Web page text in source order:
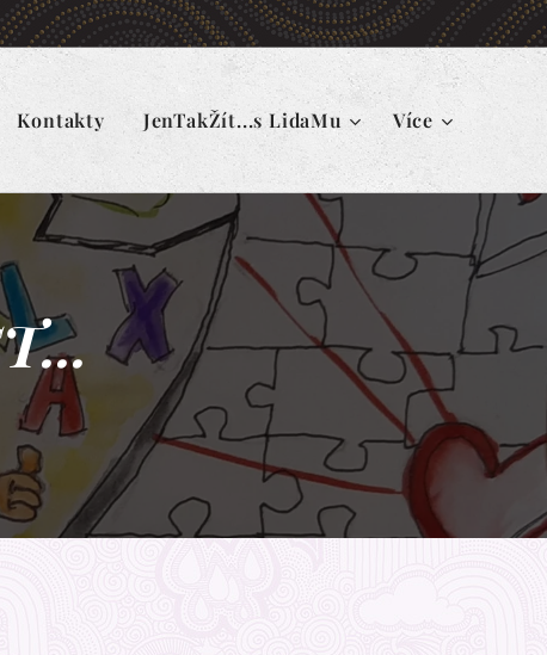
Kontakty JenTakŽít...s LidaMu Více